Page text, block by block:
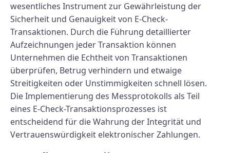
wesentliches Instrument zur Gewährleistung der
Sicherheit und Genauigkeit von E-Check-
Transaktionen. Durch die Führung detaillierter
Aufzeichnungen jeder Transaktion können
Unternehmen die Echtheit von Transaktionen
überprüfen, Betrug verhindern und etwaige
Streitigkeiten oder Unstimmigkeiten schnell lösen.
Die Implementierung des Messprotokolls als Teil
eines E-Check-Transaktionsprozesses ist
entscheidend für die Wahrung der Integrität und
Vertrauenswürdigkeit elektronischer Zahlungen.